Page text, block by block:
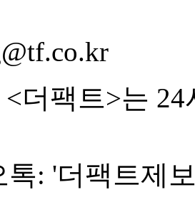
<더팩트>는
톡: '더팩트제